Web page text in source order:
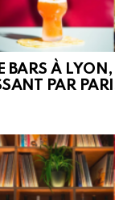
BARS À
PAR